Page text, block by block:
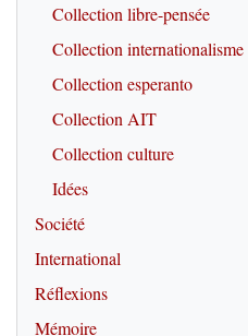
Collection libre-pensée
Collection internationalisme
Collection esperanto
Collection AIT
Collection culture
Idées
Société
International
Réflexions
Mémoire